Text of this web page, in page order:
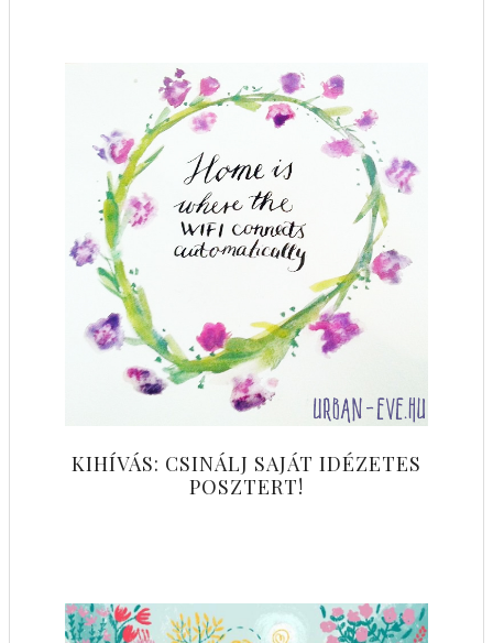
KIHÍVÁS: CSINÁLJ SAJÁT IDÉZETES
POSZTERT!